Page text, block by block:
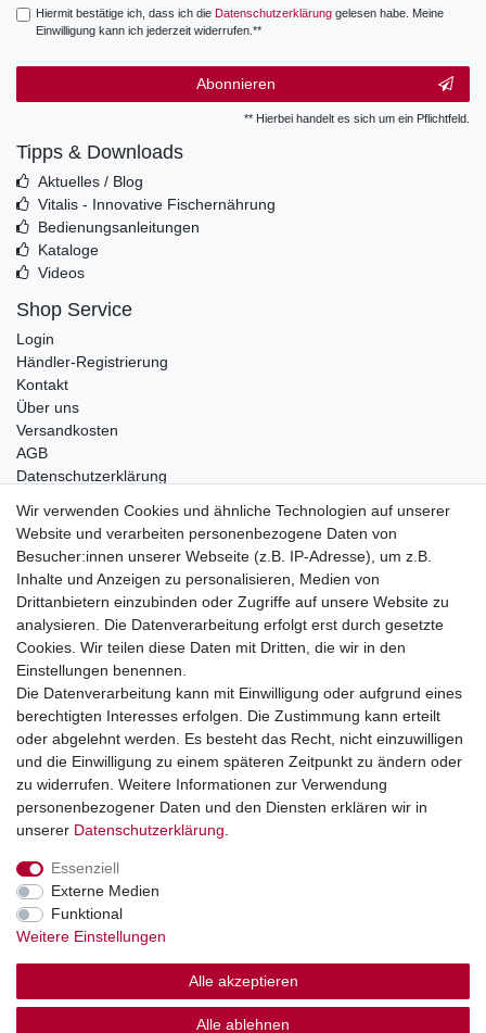
Hiermit bestätige ich, dass ich die Daten­schutz­erklärunggelesen habe. Meine
Einwilligung kann ich jederzeit widerrufen.**
Abonnieren
** Hierbei handelt es sich um ein Pflichtfeld.
Tipps & Downloads
Aktuelles / Blog
Vitalis - Innovative Fischernährung
Bedienungsanleitungen
Kataloge
Videos
Shop Service
Login
Händler-Registrierung
Kontakt
Über uns
Versandkosten
AGB
Datenschutzerklärung
Telefonische Beratung und Unterstützung für Händler unter:
+49 2851 5895-0
Montag - Donnerstag: 08.00 - 16.30 Uhr
Freitag: 08.00 - 16.00 Uhr
Wir sind ein Großhandel, bitte wenden Sie sich als
Endkunde direkt an Ihren örtlichen Fachhändler. Vielen
Dank!
Widerrufs­recht Impressum Daten­schutz­erklärung
Wir verwenden Cookies und ähnliche Technologien auf unserer
Website und verarbeiten personenbezogene Daten von
Besucher:innen unserer Webseite (z.B. IP-Adresse), um z.B.
Inhalte und Anzeigen zu personalisieren, Medien von
Drittanbietern einzubinden oder Zugriffe auf unsere Website zu
analysieren. Die Datenverarbeitung erfolgt erst durch gesetzte
Cookies. Wir teilen diese Daten mit Dritten, die wir in den
Einstellungen benennen.
Die Datenverarbeitung kann mit Einwilligung oder aufgrund eines
berechtigten Interesses erfolgen. Die Zustimmung kann erteilt
oder abgelehnt werden. Es besteht das Recht, nicht einzuwilligen
und die Einwilligung zu einem späteren Zeitpunkt zu ändern oder
zu widerrufen. Weitere Informationen zur Verwendung
personenbezogener Daten und den Diensten erklären wir in
unserer Daten­schutz­erklärung
Essenziell
Externe Medien
Funktional
Weitere Einstellungen
Alle akzeptieren
Alle ablehnen